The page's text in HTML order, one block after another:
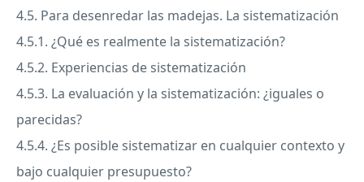
4.5. Para desenredar las madejas. La sistematización
4.5.1. ¿Qué es realmente la sistematización?
4.5.2. Experiencias de sistematización
4.5.3. La evaluación y la sistematización: ¿iguales o
parecidas?
4.5.4. ¿Es posible sistematizar en cualquier contexto y
bajo cualquier presupuesto?